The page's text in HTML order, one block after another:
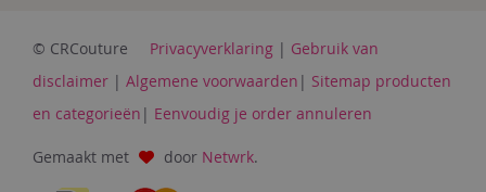
© CRCouture Privacyverklaring | Gebruik van
disclaimer | Algemene voorwaarden | Sitemap producten
en categorieën | Eenvoudig je order annuleren
Gemaakt met door Netwrk.